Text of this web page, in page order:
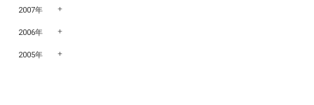
2007年
2006年
2005年